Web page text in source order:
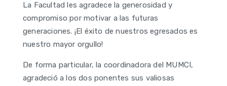
La Facultad les agradece la generosidad y
compromiso por motivar a las futuras
generaciones. ¡El éxito de nuestros egresados es
nuestro mayor orgullo!
De forma particular, la coordinadora del MUMCI,
agradeció a los dos ponentes sus valiosas